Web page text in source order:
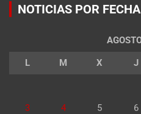
NOTICIAS POR FECHA
L M X J
3 4 5 6